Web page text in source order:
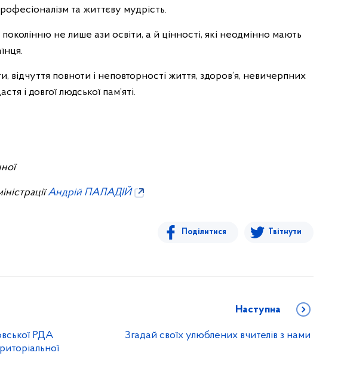
та життєву мудрість.
не лише ази освіти, а й цінності, які неодмінно мають
відчуття повноти і неповторності життя, здоров’я, невичерпних
і довгої людської пам’яті.
Андрій ПАЛАДІЙ
Поділитися Твітнути
РДА
Наступна
Згадай своїх улюблених вчителів з нами